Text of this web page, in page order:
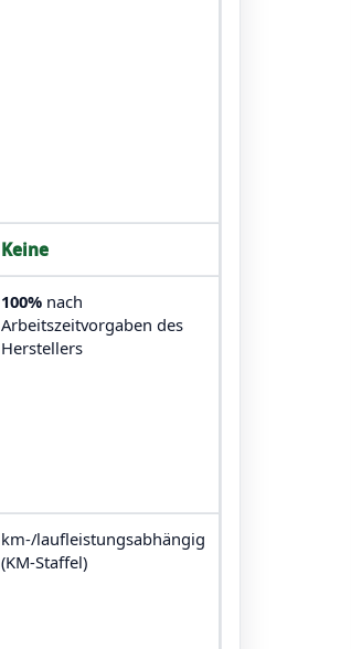
Keine
100% nach
Arbeitszeitvorgaben des
Herstellers
km-/laufleistungsabhängig
(KM-Staffel)